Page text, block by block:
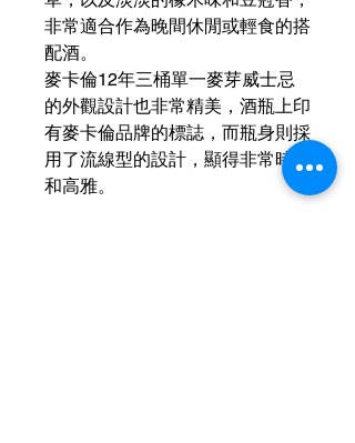
非常適合作為晚間休閒或輕食的搭
配酒。
麥卡倫12年三桶單一麥芽威士忌
的外觀設計也非常精美，酒瓶上印
有麥卡倫品牌的標誌，而瓶身則採
用了流線型的設計，顯得非常時尚
和高雅。